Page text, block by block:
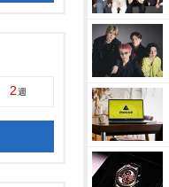
2週